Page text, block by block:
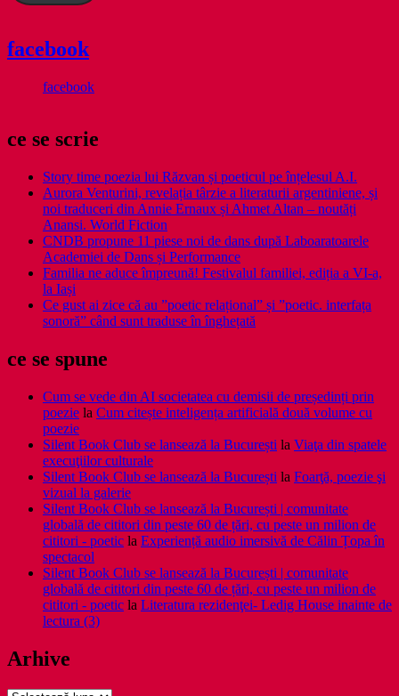
facebook
facebook
ce se scrie
Story time poezia lui Răzvan și poeticul pe înțelesul A.I.
Aurora Venturini, revelația târzie a literaturii argentiniene, și
noi traduceri din Annie Ernaux și Ahmet Altan – noutăți
Anansi. World Fiction
CNDB propune 11 piese noi de dans după Laboaratoarele
Academiei de Dans și Performance
Familia ne aduce împreună! Festivalul familiei, ediția a VI-a,
la Iași
Ce gust ai zice că au ”poetic relațional” și ”poetic. interfața
sonoră” când sunt traduse în înghețată
ce se spune
Cum se vede din AI societatea cu demisii de președinți prin
poezie la Cum citește inteligența artificială două volume cu
poezie
Silent Book Club se lansează la București la Viaţa din spatele
execuţiilor culturale
Silent Book Club se lansează la București la Foarţă, poezie şi
vizual la galerie
Silent Book Club se lansează la București | comunitate
globală de cititori din peste 60 de țări, cu peste un milion de
cititori - poetic la Experiență audio imersivă de Călin Țopa în
spectacol
Silent Book Club se lansează la București | comunitate
globală de cititori din peste 60 de țări, cu peste un milion de
cititori - poetic la Literatura rezidenţei- Ledig House inainte de
lectura (3)
Arhive